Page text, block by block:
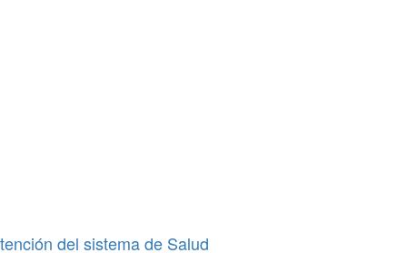
del sistema de Salud